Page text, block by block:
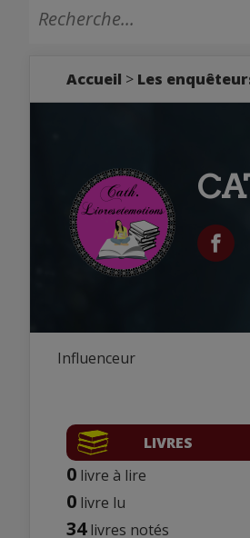
Accueil > Les
Influenceur
LIVRES
0 livre à lire
0 livre lu
34livres notés